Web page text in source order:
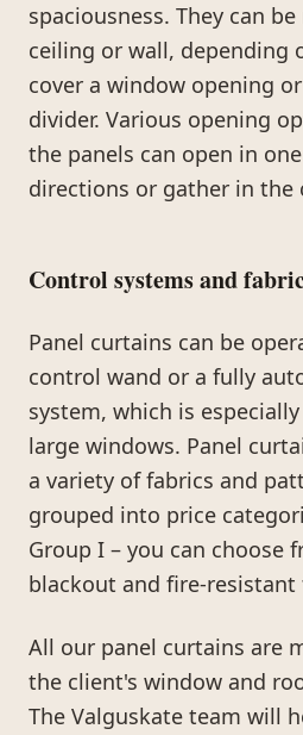
spaciousness. They can
ceiling or wall, depending
cover a window opening
divider. Various opening
the panels can open in
directions or gather in the
Control systems and
Panel curtains can be
control wand or a fully
system, which is
large windows. Panel
a variety of fabrics and
grouped into price
Group I – you can choose
blackout and fire-resistant
All our panel curtains are
the client's window and
The Valguskate team will